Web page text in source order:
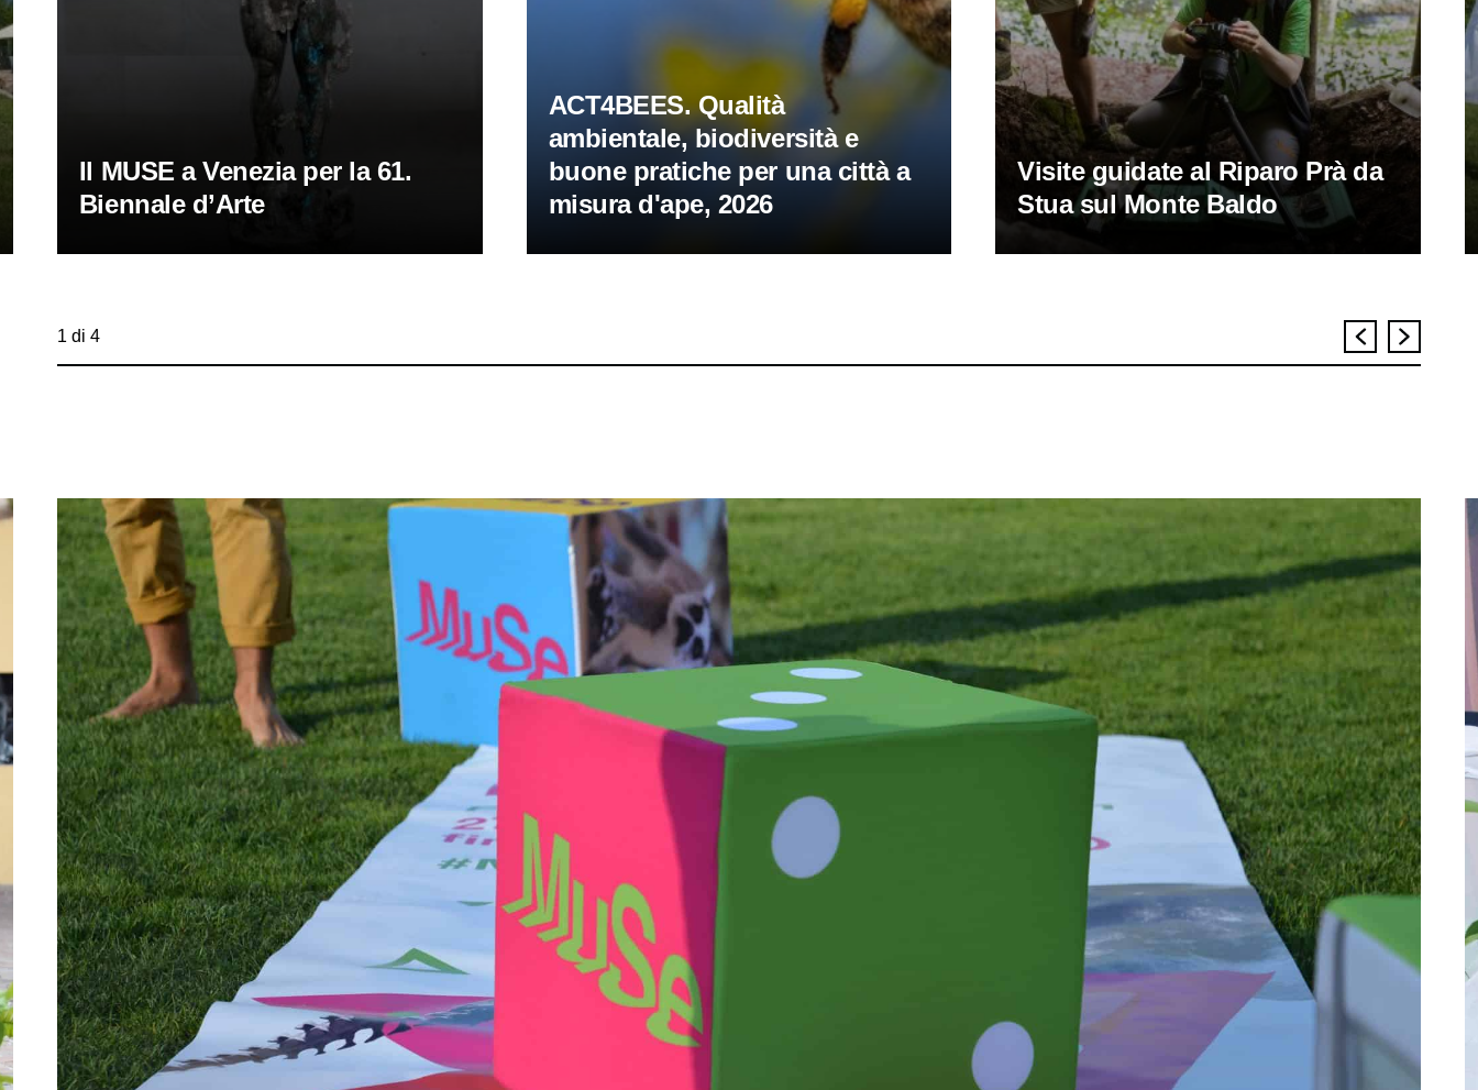
Il MUSE a Venezia per la 61.
Biennale d’Arte
ACT4BEES. Qualità
ambientale, biodiversità e
buone pratiche per una città a
misura d'ape, 2026
Visite guidate al Riparo Prà da
Stua sul Monte Baldo
1 di 4